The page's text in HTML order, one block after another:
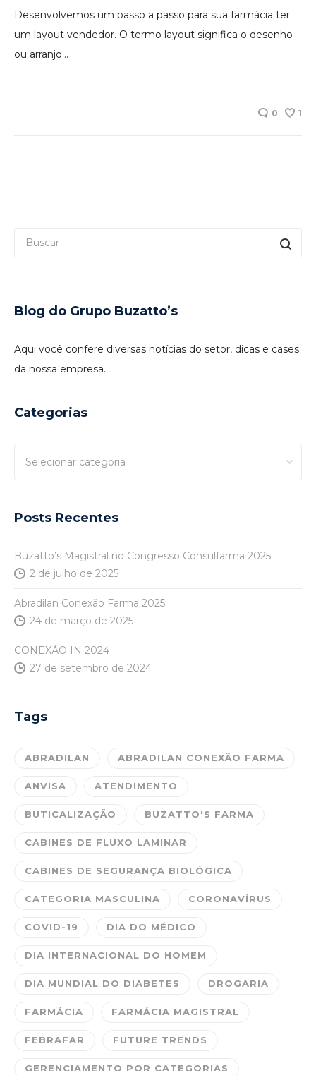
Desenvolvemos um passo a passo para sua farmácia ter
um layout vendedor. O termo layout significa o desenho
ou arranjo…
0 1
Blog do Grupo Buzatto’s
Aqui você confere diversas notícias do setor, dicas e cases
da nossa empresa.
Categorias
Posts Recentes
Buzatto’s Magistral no Congresso Consulfarma 2025
2 de julho de 2025
Abradilan Conexão Farma 2025
24 de março de 2025
CONEXÃO IN 2024
27 de setembro de 2024
Tags
ABRADILAN ABRADILAN CONEXÃO FARMA
ANVISA ATENDIMENTO
BUTICALIZAÇÃO BUZATTO'S FARMA
CABINES DE FLUXO LAMINAR
CABINES DE SEGURANÇA BIOLÓGICA
CATEGORIA MASCULINA CORONAVÍRUS
COVID-19 DIA DO MÉDICO
DIA INTERNACIONAL DO HOMEM
DIA MUNDIAL DO DIABETES DROGARIA
FARMÁCIA FARMÁCIA MAGISTRAL
FEBRAFAR FUTURE TRENDS
GERENCIAMENTO POR CATEGORIAS